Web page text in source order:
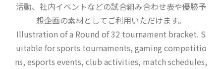
活動、社内イベントなどの試合組み合わせ表や優勝予
想企画の素材としてご利用いただけます。
Illustration of a Round of 32 tournament bracket. S
uitable for sports tournaments, gaming competitio
ns, esports events, club activities, match schedules,